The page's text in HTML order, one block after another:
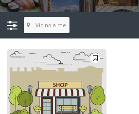
Vicino a me